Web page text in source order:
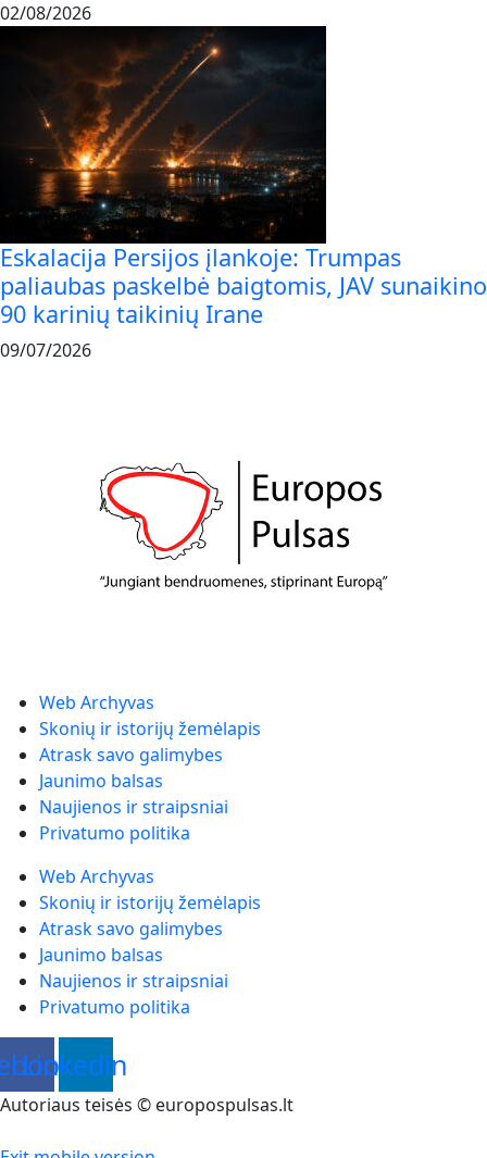
02/08/2026
Eskalacija Persijos įlankoje: Trumpas
paliaubas paskelbė baigtomis, JAV sunaikino
90 karinių taikinių Irane
09/07/2026
Web Archyvas
Skonių ir istorijų žemėlapis
Atrask savo galimybes
Jaunimo balsas
Naujienos ir straipsniai
Privatumo politika
Web Archyvas
Skonių ir istorijų žemėlapis
Atrask savo galimybes
Jaunimo balsas
Naujienos ir straipsniai
Privatumo politika
Linkedin
Autoriaus teisės © europospulsas.lt